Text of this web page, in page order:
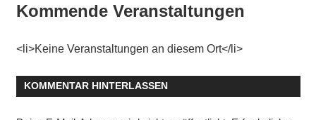
Kommende Veranstaltungen
<li>Keine Veranstaltungen an diesem Ort</li>
KOMMENTAR HINTERLASSEN